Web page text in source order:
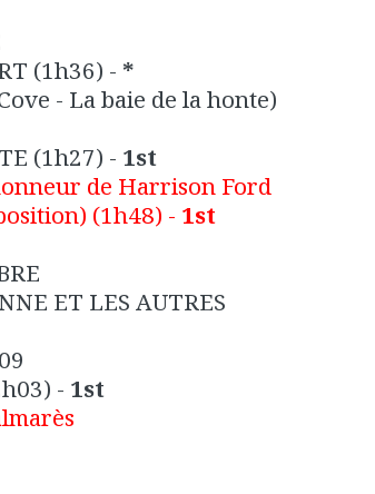
(1h36) - *
- La baie de la honte)
(1h27) - 1st
de Harrison Ford
(1h48) - 1st
ET LES AUTRES
- 1st